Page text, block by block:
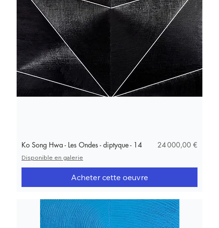
Ko Song Hwa - Les Ondes - diptyque - 14 Prix
24 000,00 €
Disponible en galerie
Acheter cette oeuvre